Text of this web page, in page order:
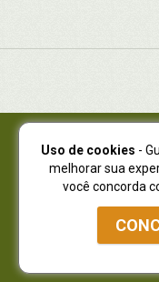
Juruá Editora
Juruá
NOVO ENDEREÇO:R.
Curitiba
Atendimento: (41)
Uso de cookies -
melhorar sua
você concorda